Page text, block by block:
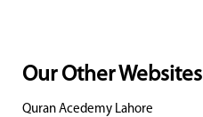
Our Other Websites
Quran Acedemy Lahore